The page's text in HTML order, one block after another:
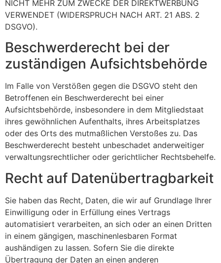
NICHT MEHR ZUM ZWECKE DER DIREKTWERBUNG
VERWENDET (WIDERSPRUCH NACH ART. 21 ABS. 2
DSGVO).
Beschwerde­recht bei der
zuständigen Aufsichts­behörde
Im Falle von Verstößen gegen die DSGVO steht den
Betroffenen ein Beschwerderecht bei einer
Aufsichtsbehörde, insbesondere in dem Mitgliedstaat
ihres gewöhnlichen Aufenthalts, ihres Arbeitsplatzes
oder des Orts des mutmaßlichen Verstoßes zu. Das
Beschwerderecht besteht unbeschadet anderweitiger
verwaltungsrechtlicher oder gerichtlicher Rechtsbehelfe.
Recht auf Daten­übertrag­barkeit
Sie haben das Recht, Daten, die wir auf Grundlage Ihrer
Einwilligung oder in Erfüllung eines Vertrags
automatisiert verarbeiten, an sich oder an einen Dritten
in einem gängigen, maschinenlesbaren Format
aushändigen zu lassen. Sofern Sie die direkte
Übertragung der Daten an einen anderen